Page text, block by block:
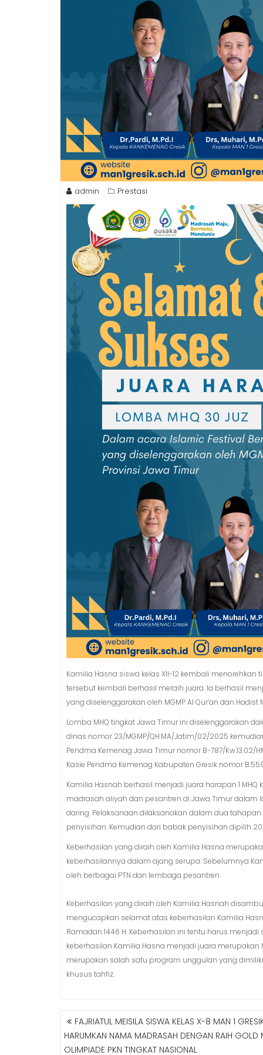
admin Prestasi
Kamilia Hasna siswa kelas XII-12 kembali menorehkan
tersebut kembali berhasil meraih juara. Ia berhasil
yang diselenggarakan oleh MGMP Al Qur’an dan Hadist
Lomba MHQ tingkat Jawa Timur ini diselenggarakan
dinas nomor 23/MGMP/QH.MA/Jatim/02/2025
Pendma Kemenag Jawa Timur nomor B-787/
Kasie Pendma Kemenag Kabupaten Gresik nomor
Kamilia Hasnah berhasil menjadi juara harapan 1
madrasah aliyah dan pesantren di Jawa Timur dalam
daring. Pelaksanaan dilaksanakan dalam dua
penyisihan. Kemudian dari babak penyisihan dipilih
Keberhasilan yang diraih oleh Kamilia Hasna
keberhasilannya dalam ajang serupa. Sebelumnya
oleh berbagai PTN dan lembaga pesantren.
Keberhasilan yang diraih oleh Kamilia Hasnah disambut
mengucapkan selamat atas keberhasilan Kamilia
Ramadan 1446 H. Keberhasilan ini tentu harus
keberhasilan Kamilia Hasna menjadi juara merupakan
merupakan salah satu program unggulan yang dimiliki
khusus tahfiz.
N
A
FAJRIATUL MEISILA SISWA KELAS X-8 MAN 1
HARUMKAN NAMA MADRASAH DENGAN RAIH GOLD
OLIMPIADE PKN TINGKAT NASIONAL